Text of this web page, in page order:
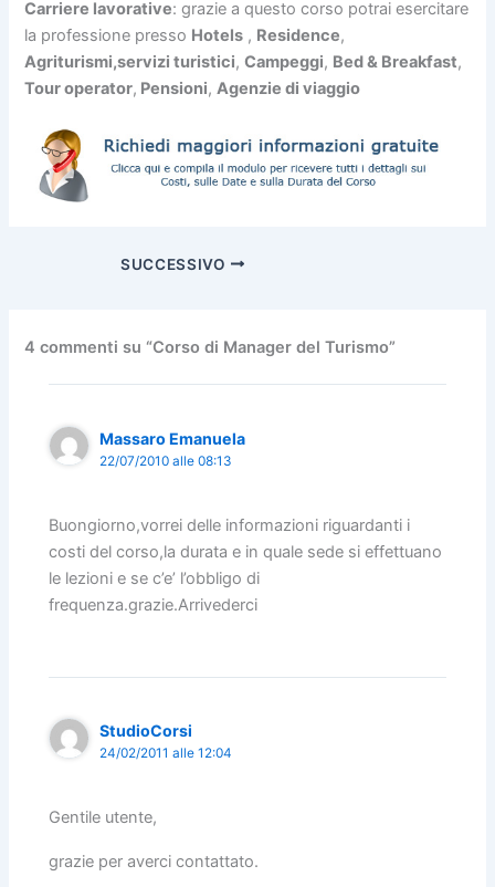
Carriere lavorative: grazie a questo corso potrai esercitare
la professione presso Hotels , Residence,
Agriturismi,servizi turistici,Campeggi, Bed & Breakfast,
Tour operator, Pensioni,Agenzie di viaggio
SUCCESSIVO
4 commenti su “Corso di Manager del Turismo”
Massaro Emanuela
22/07/2010 alle 08:13
Buongiorno,vorrei delle informazioni riguardanti i
costi del corso,la durata e in quale sede si effettuano
le lezioni e se c’e’ l’obbligo di
frequenza.grazie.Arrivederci
StudioCorsi
24/02/2011 alle 12:04
Gentile utente,
grazie per averci contattato.